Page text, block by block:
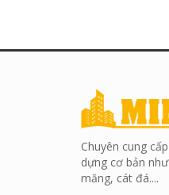
Chuyên cung
dựng cơ bản
măng, cát đá....